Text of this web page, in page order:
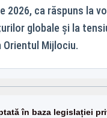
2026, ca răspuns la
globale și la
Mijlociu.
în baza legislației